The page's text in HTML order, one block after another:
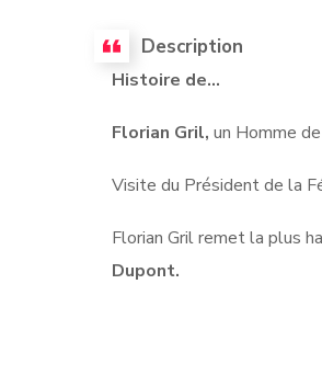
Description
Histoire de...
Florian Gril, un Homme
Visite du Président de la
Florian Gril remet la plus
Dupont.